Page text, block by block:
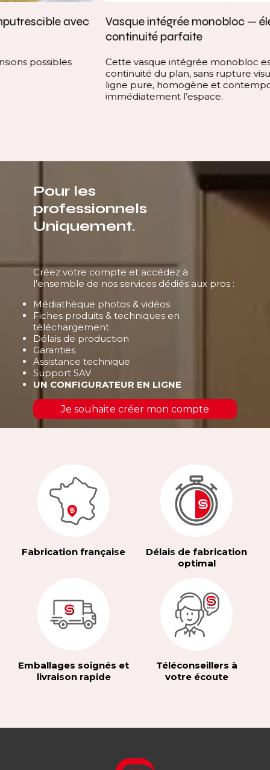
Vasque intégrée monobloc — élégance et
Cette vasque intégrée monobloc est conçue dans la
continuité du plan, sans rupture visuelle. Elle offre une
ligne pure, homogène et contemporaine, qui valorise
immédiatement l’espace.
Pour les
professionnels
Uniquement.
Créez votre compte et accédez à
l’ensemble de nos services dédiés aux pros :
Médiathèque photos & vidéos
Fiches produits & techniques en
téléchargement
Délais de production
Garanties
Assistance technique
Support SAV
UN CONFIGURATEUR EN LIGNE
Je souhaite créer mon compte
Fabrication française
Délais de fabrication
optimal
Emballages soignés et
livraison rapide
Téléconseillers à
votre écoute